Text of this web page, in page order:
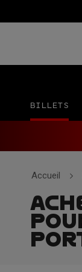
BILLETS
Accueil